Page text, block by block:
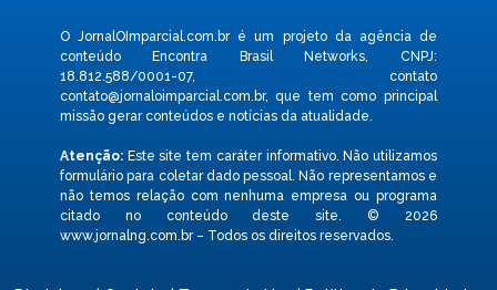
O JornalOImparcial.com.br é um projeto da agência de
conteúdo Encontra Brasil Networks, CNPJ:
18.812.588/0001-07, contato
contato@jornaloimparcial.com.br, que tem como principal
missão gerar conteúdos e notícias da atualidade.
Atenção:Este site tem caráter informativo. Não utilizamos
formulário para coletar dado pessoal. Não representamos e
não temos relação com nenhuma empresa ou programa
citado no conteúdo deste site. © 2026
www.jornalng.com.br – Todos os direitos reservados.